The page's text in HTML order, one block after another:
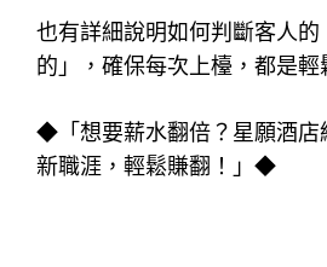
也有詳細說明如何判斷客人的
的」，確保每次上檯，都是輕
◆「想要薪水翻倍？星願酒店
新職涯，輕鬆賺翻！」◆